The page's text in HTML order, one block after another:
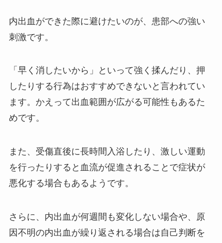
内出血ができた際に避けたいのが、患部への強い
刺激です。
「早く消したいから」といって強く揉んだり、押
したりする行為はおすすめできないと言われてい
ます。かえって出血範囲が広がる可能性もあるた
めです。
また、受傷直後に長時間入浴したり、激しい運動
を行ったりすると血流が促進されることで症状が
悪化する場合もあるようです。
さらに、内出血が何週間も変化しない場合や、原
因不明の内出血が繰り返される場合は自己判断を